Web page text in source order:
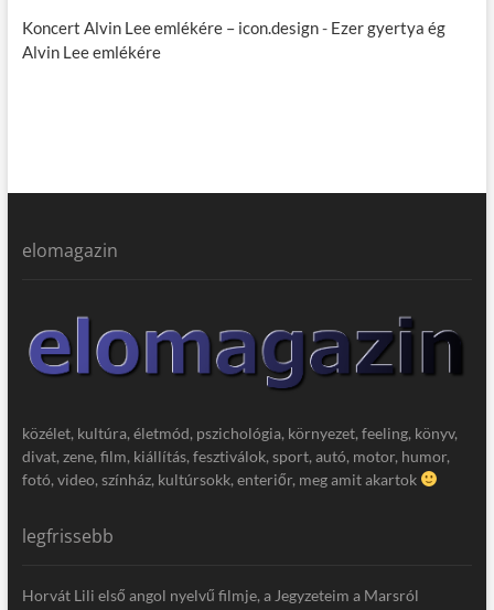
Koncert Alvin Lee emlékére – icon.design- Ezer gyertya ég
Alvin Lee emlékére
elomagazin
közélet, kultúra, életmód, pszichológia, környezet, feeling, könyv,
divat, zene, film, kiállítás, fesztiválok, sport, autó, motor, humor,
fotó, video, színház, kultúrsokk, enteriőr, meg amit akartok
legfrissebb
Horvát Lili első angol nyelvű filmje, a Jegyzeteim a Marsról